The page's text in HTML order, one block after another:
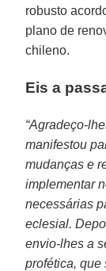
robusto
plano de
chileno.
Eis a
“Agradeço-
manifestou
mudanças e
implementar
necessárias
eclesial.
envio-lhes a
profética, que